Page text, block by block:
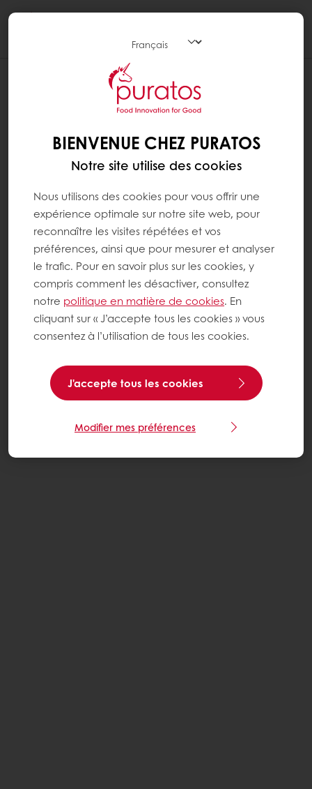
BIENVENUE CHEZ PURATOS
Notre site utilise des cookies
Nous utilisons des cookies pour vous offrir une
expérience optimale sur notre site web, pour
reconnaître les visites répétées et vos
préférences, ainsi que pour mesurer et analyser
le trafic. Pour en savoir plus sur les cookies, y
compris comment les désactiver, consultez
notre politique en matière de cookies. En
cliquant sur « J’accepte tous les cookies » vous
consentez à l’utilisation de tous les cookies.
J'accepte tous les cookies
Modifier mes préférences